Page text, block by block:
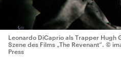
Leonardo DiCaprio als Trapper Hugh
Szene des Films „The Revenant“. ©
Press